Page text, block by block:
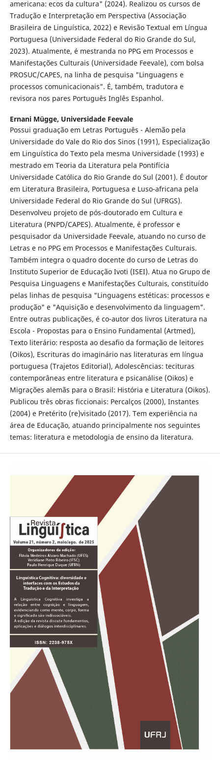
americana: ecos da cultura" (2024). Realizou os cursos de
Tradução e Interpretação em Perspectiva (Associação
Brasileira de Linguística, 2022) e Revisão Textual em Língua
Portuguesa (Universidade Federal do Rio Grande do Sul,
2023). Atualmente, é mestranda no PPG em Processos e
Manifestações Culturais (Universidade Feevale), com bolsa
PROSUC/CAPES, na linha de pesquisa "Linguagens e
processos comunicacionais". É, também, tradutora e
revisora nos pares Português Inglês Espanhol.
Ernani Mügge, Universidade Feevale
Possui graduação em Letras Português - Alemão pela
Universidade do Vale do Rio dos Sinos (1991), Especialização
em Linguística do Texto pela mesma Universidade (1993) e
mestrado em Teoria da Literatura pela Pontifícia
Universidade Católica do Rio Grande do Sul (2001). É doutor
em Literatura Brasileira, Portuguesa e Luso-africana pela
Universidade Federal do Rio Grande do Sul (UFRGS).
Desenvolveu projeto de pós-doutorado em Cultura e
Literatura (PNPD/CAPES). Atualmente, é professor e
pesquisador da Universidade Feevale, atuando no curso de
Letras e no PPG em Processos e Manifestações Culturais.
Também integra o quadro docente do curso de Letras do
Instituto Superior de Educação Ivoti (ISEI). Atua no Grupo de
Pesquisa Linguagens e Manifestações Culturais, constituído
pelas linhas de pesquisa "Linguagens estéticas: processos e
produção" e "Aquisição e desenvolvimento da linguagem".
Entre outras publicações, é co-autor dos livros Literatura na
Escola - Propostas para o Ensino Fundamental (Artmed),
Texto literário: resposta ao desafio da formação de leitores
(Oikos), Escrituras do imaginário nas literaturas em língua
portuguesa (Trajetos Editorial), Adolescências: tecituras
contemporâneas entre literatura e psicanálise (Oikos) e
Migrações alemãs para o Brasil: História e Literatura (Oikos).
Publicou três obras ficcionais: Percalços (2000), Instantes
(2004) e Pretérito (re)visitado (2017). Tem experiência na
área de Educação, atuando principalmente nos seguintes
temas: literatura e metodologia de ensino da literatura.